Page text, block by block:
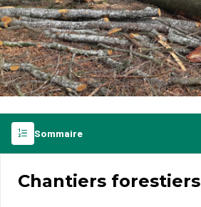
Sommaire
Chantiers forestiers